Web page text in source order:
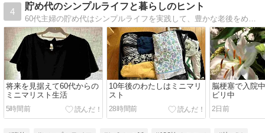
4
貯め代のシンプルライフと暮らしのヒント
将来を見据えて60代からの
ミニマリスト生活
5時間前
10年後のわたしはミニマリ
スト
28時間前
脳梗塞で入院
ビリ中
2日前